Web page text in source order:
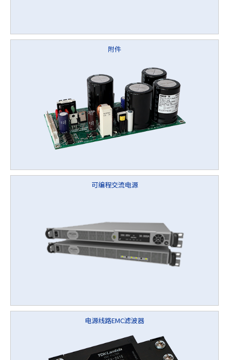
附件
可编程交流电源
电源线路EMC滤波器